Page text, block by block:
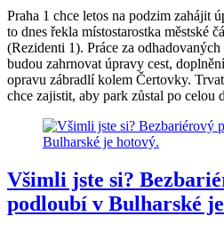
Praha 1 chce letos na podzim zahájit
to dnes řekla místostarostka městské
(Rezidenti 1). Práce za
budou zahrnovat úpravy cest,
opravu zábradlí kolem Čertovky.
chce zajistit, aby park zůstal po celou
Všimli jste si?
podloubí v Bulharské